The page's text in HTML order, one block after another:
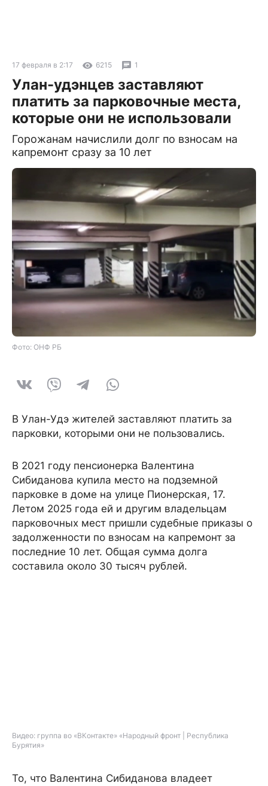
17 февраля в 2:17 6215 1
Улан-удэнцев заставляют
платить за парковочные места,
которые они не использовали
Горожанам начислили долг по взносам на
капремонт сразу за 10 лет
Фото: ОНФ РБ
В Улан-Удэ жителей заставляют платить за
парковки, которыми они не пользовались.
В 2021 году пенсионерка Валентина
Сибиданова купила место на подземной
парковке в доме на улице Пионерская, 17.
Летом 2025 года ей и другим владельцам
парковочных мест пришли судебные приказы о
задолженности по взносам на капремонт за
последние 10 лет. Общая сумма долга
составила около 30 тысяч рублей.
Видео: группа во «ВКонтакте» «Народный фронт | Республика
Бурятия»
То, что Валентина Сибиданова владеет